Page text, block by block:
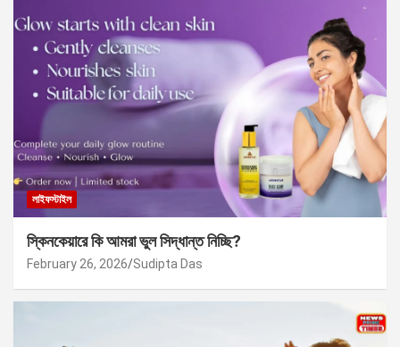
লাইফস্টাইল
স্কিনকেয়ারে কি আমরা ভুল সিদ্ধান্ত নিচ্ছি?
February 26, 2026 Sudipta Das